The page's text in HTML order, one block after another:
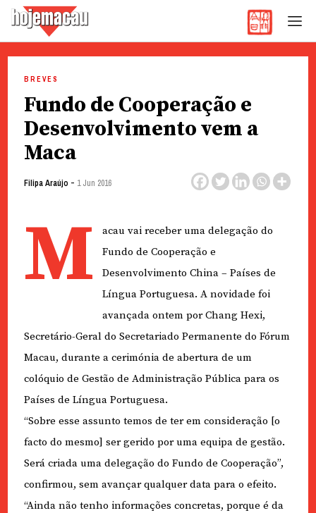
content
BREVES
Fundo de Cooperação e
Desenvolvimento vem a
Maca
Filipa Araújo - 1 Jun 2016
M
acau vai receber uma delegação do
Fundo de Cooperação e
Desenvolvimento China – Países de
Língua Portuguesa. A novidade foi
avançada ontem por Chang Hexi,
Secretário-Geral do Secretariado Permanente do Fórum
Macau, durante a cerimónia de abertura de um
colóquio de Gestão de Administração Pública para os
Países de Língua Portuguesa.
“Sobre esse assunto temos de ter em consideração [o
facto do mesmo] ser gerido por uma equipa de gestão.
Será criada uma delegação do Fundo de Cooperação”,
confirmou, sem avançar qualquer data para o efeito.
“Ainda não tenho informações concretas, porque é da